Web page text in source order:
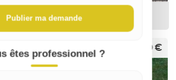
150 €
Publier ma demande
êtes professionnel ?